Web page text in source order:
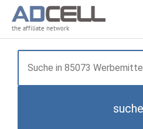
the affiliate network